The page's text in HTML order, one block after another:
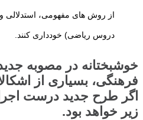
از روش های مفهومی،
دروس ریاضی) خودداری کنند.
خوشبختانه در مصوبه
فرهنگی، بسیاری از
اگر طرح جدید درست
زیر خواهد بود.